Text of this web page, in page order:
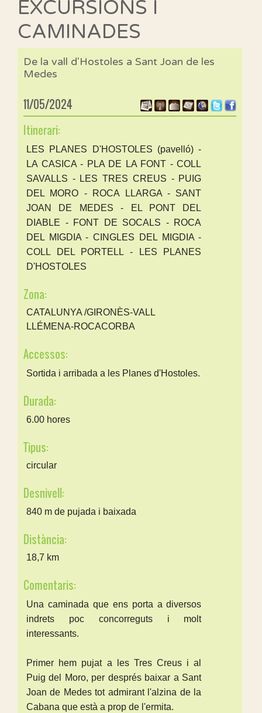
EXCURSIONS I
CAMINADES
De la vall d'Hostoles a Sant Joan de les
Medes
11/05/2024
Itinerari:
LES PLANES D'HOSTOLES (pavelló) -
LA CASICA - PLA DE LA FONT - COLL
SAVALLS - LES TRES CREUS - PUIG
DEL MORO - ROCA LLARGA - SANT
JOAN DE MEDES - EL PONT DEL
DIABLE - FONT DE SOCALS - ROCA
DEL MIGDIA - CINGLES DEL MIGDIA -
COLL DEL PORTELL - LES PLANES
D'HOSTOLES
Zona:
CATALUNYA /GIRONÈS-VALL
LLÉMENA-ROCACORBA
Accessos:
Sortida i arribada a les Planes d'Hostoles.
Durada:
6.00 hores
Tipus:
circular
Desnivell:
840 m de pujada i baixada
Distància:
18,7 km
Comentaris:
Una caminada que ens porta a diversos
indrets poc concorreguts i molt
interessants.
Primer hem pujat a les Tres Creus i al
Puig del Moro, per després baixar a Sant
Joan de Medes tot admirant l'alzina de la
Cabana que està a prop de l'ermita.